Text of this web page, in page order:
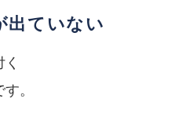
ていない
。